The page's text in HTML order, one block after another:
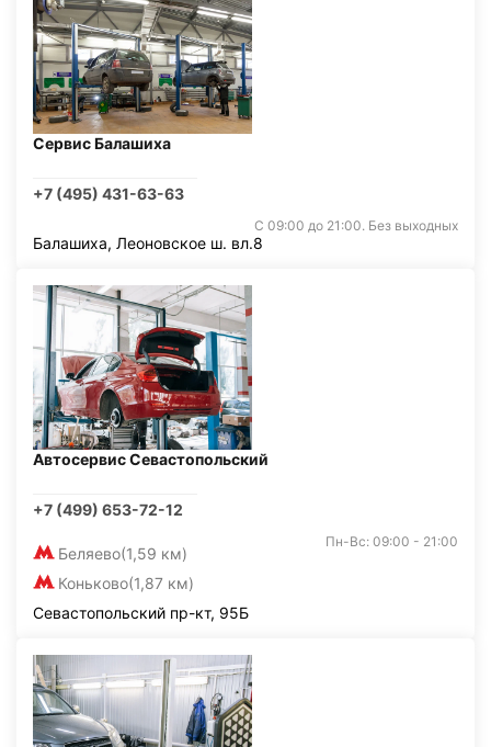
Сервис Балашиха
+7 (495) 431-63-63
С 09:00 до 21:00. Без выходных
Балашиха, Леоновское ш. вл.8
Автосервис Севастопольский
+7 (499) 653-72-12
Беляево(1,59 км)
Коньково(1,87 км)
Пн-Вс: 09:00 - 21:00
Севастопольский пр-кт, 95Б